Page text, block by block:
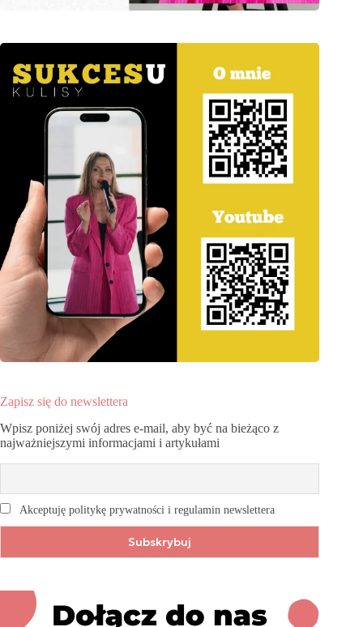
Zapisz się do newslettera
Wpisz poniżej swój adres e-mail, aby być na bieżąco z
najważniejszymi informacjami i artykułami
Akceptuję politykę prywatności i regulamin newslettera